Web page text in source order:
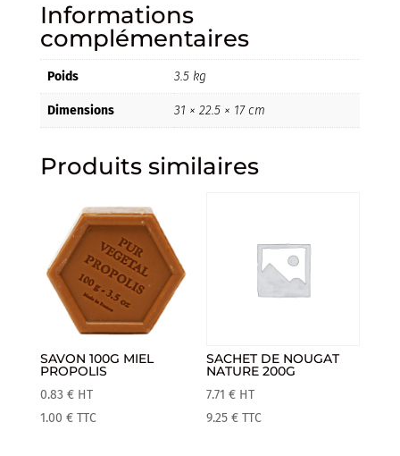
Informations
complémentaires
Poids 3.5 kg
Dimensions 31 × 22.5 × 17 cm
Produits similaires
SAVON 100G MIEL
PROPOLIS
0.83 € HT
1.00 € TTC
SACHET DE NOUGAT
NATURE 200G
7.71€ HT
9.25€ TTC